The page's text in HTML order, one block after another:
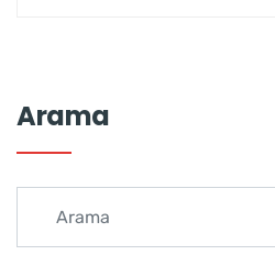
Arama